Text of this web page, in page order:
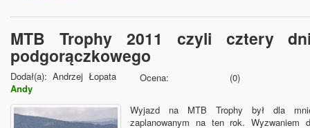
MTB Trophy 2011 czyli cztery
podgorączkowego
Dodał(a): Andrzej Łopata
Andy
Ocena: (0)
Wyjazd na MTB Trophy był dla
zaplanowanym na ten rok. Wyzwaniem